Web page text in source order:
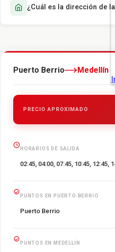
¿Cuál es la dirección de
Puerto Berrio Medellín
PRECIO APROXIMADO
HORARIOS DE SALIDA
02:45, 04:00, 07:45, 10:45, 12:45,
PUNTOS EN PUERTO BERRIO
Puerto Berrio
PUNTOS EN MEDELLÍN